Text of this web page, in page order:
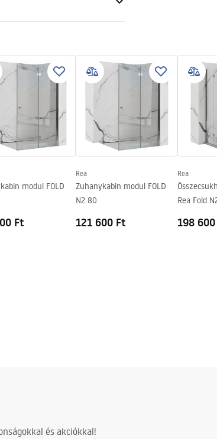
podt.pdf
modul FOLD
Ft
Rea
Zuhanykabin modul FOLD
N2 80
121 600 Ft
Rea
Rea Fold
198
és akciókkal!